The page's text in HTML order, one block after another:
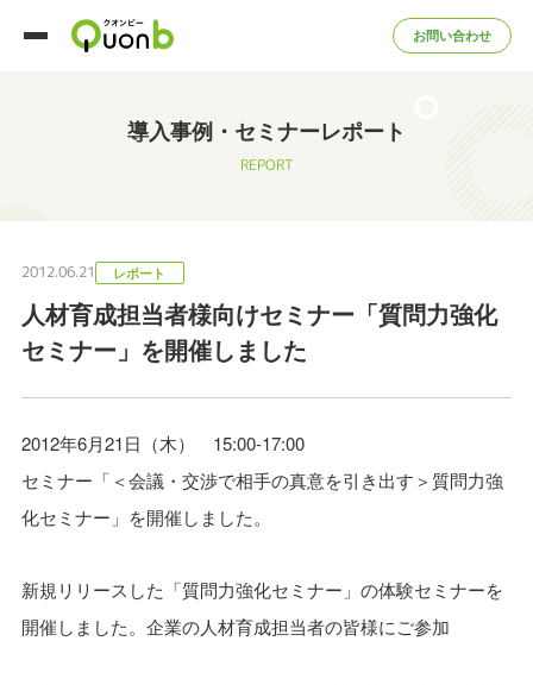
お問い合わせ
導入事例・セミナーレポート
REPORT
2012.06.21 レポート
人材育成担当者様向けセミナー「質問力強化
セミナー」を開催しました
2012年6月21日（木） 15:00-17:00
セミナー「＜会議・交渉で相手の真意を引き出す＞質問力強
化セミナー」を開催しました。
新規リリースした「質問力強化セミナー」の体験セミナーを
開催しました。企業の人材育成担当者の皆様にご参加